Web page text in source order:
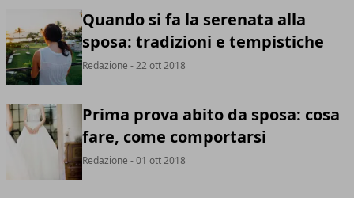
Quando si fa la serenata alla
sposa: tradizioni e tempistiche
Redazione - 22 ott 2018
Prima prova abito da sposa: cosa
fare, come comportarsi
Redazione - 01 ott 2018